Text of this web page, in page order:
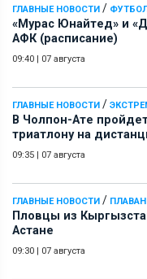
ГЛАВНЫЕ НОВОСТИ /
«Мурас Юнайтед» и
АФК (расписание)
09:40 | 07 августа
ГЛАВНЫЕ НОВОСТИ /
В Чолпон-Ате
триатлону на
09:35 | 07 августа
ГЛАВНЫЕ НОВОСТИ /
Пловцы из
Астане
09:30 | 07 августа